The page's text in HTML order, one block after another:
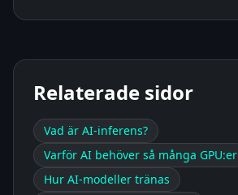
Relaterade sidor
Vad är AI-inferens?
Varför AI behöver så många GPU:er
Hur AI-modeller tränas